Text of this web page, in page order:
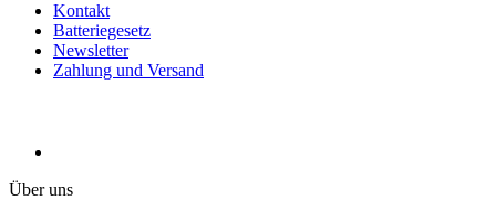
Kontakt
Batteriegesetz
Newsletter
Zahlung und Versand
Über uns